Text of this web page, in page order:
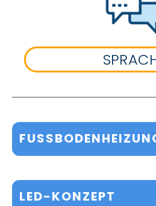
FUSSBODENHEIZUNG
LED-KONZEPT